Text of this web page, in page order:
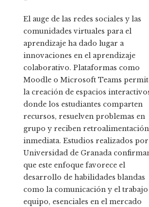
El auge de las redes sociales y las
comunidades virtuales para el
aprendizaje ha dado lugar a
innovaciones en el aprendizaje
colaborativo. Plataformas como
Moodle o Microsoft Teams
la creación de espacios
donde los estudiantes comparten
recursos, resuelven problemas en
grupo y reciben retroalimentación
inmediata. Estudios realizados
Universidad de Granada
que este enfoque favorece el
desarrollo de habilidades blandas
como la comunicación y el trabajo
equipo, esenciales en el mercado